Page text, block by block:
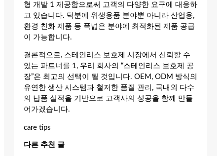
형 개발 1 제공함으로써 고객의 다양한 요구에 대응하
고 있습니다. 덕분에 위생용품 분야뿐 아니라 산업용,
환경 친화 제품 등 폭넓은 분야에 최적화된 제품 공급
이 가능합니다.
결론적으로, 스테인리스 보호제 시장에서 신뢰할 수
있는 파트너를 1, 우리 회사의 “스테인리스 보호제 공
장”은 최고의 선택이 될 것입니다. OEM, ODM 방식의
유연한 생산 시스템과 철저한 품질 관리, 국내외 다수
의 납품 실적을 기반으로 고객사의 성공을 함께 만들
어가겠습니다.
care tips
다른 추천 글